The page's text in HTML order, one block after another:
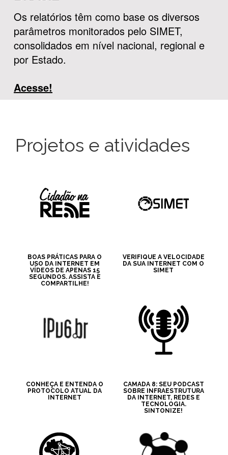
Os relatórios têm como base os diversos
parâmetros monitorados pelo SIMET,
consolidados em nível nacional, regional e
por Estado.
Acesse!
Projetos e atividades
BOAS PRÁTICAS PARA O
USO DA INTERNET EM
VÍDEOS DE APENAS 15
SEGUNDOS. ASSISTA E
COMPARTILHE!
VERIFIQUE A VELOCIDADE
DA SUA INTERNET COM O
SIMET
CONHEÇA E ENTENDA O
PROTOCOLO ATUAL DA
INTERNET
CAMADA 8: SEU PODCAST
SOBRE INFRAESTRUTURA
DA INTERNET, REDES E
TECNOLOGIA.
SINTONIZE!